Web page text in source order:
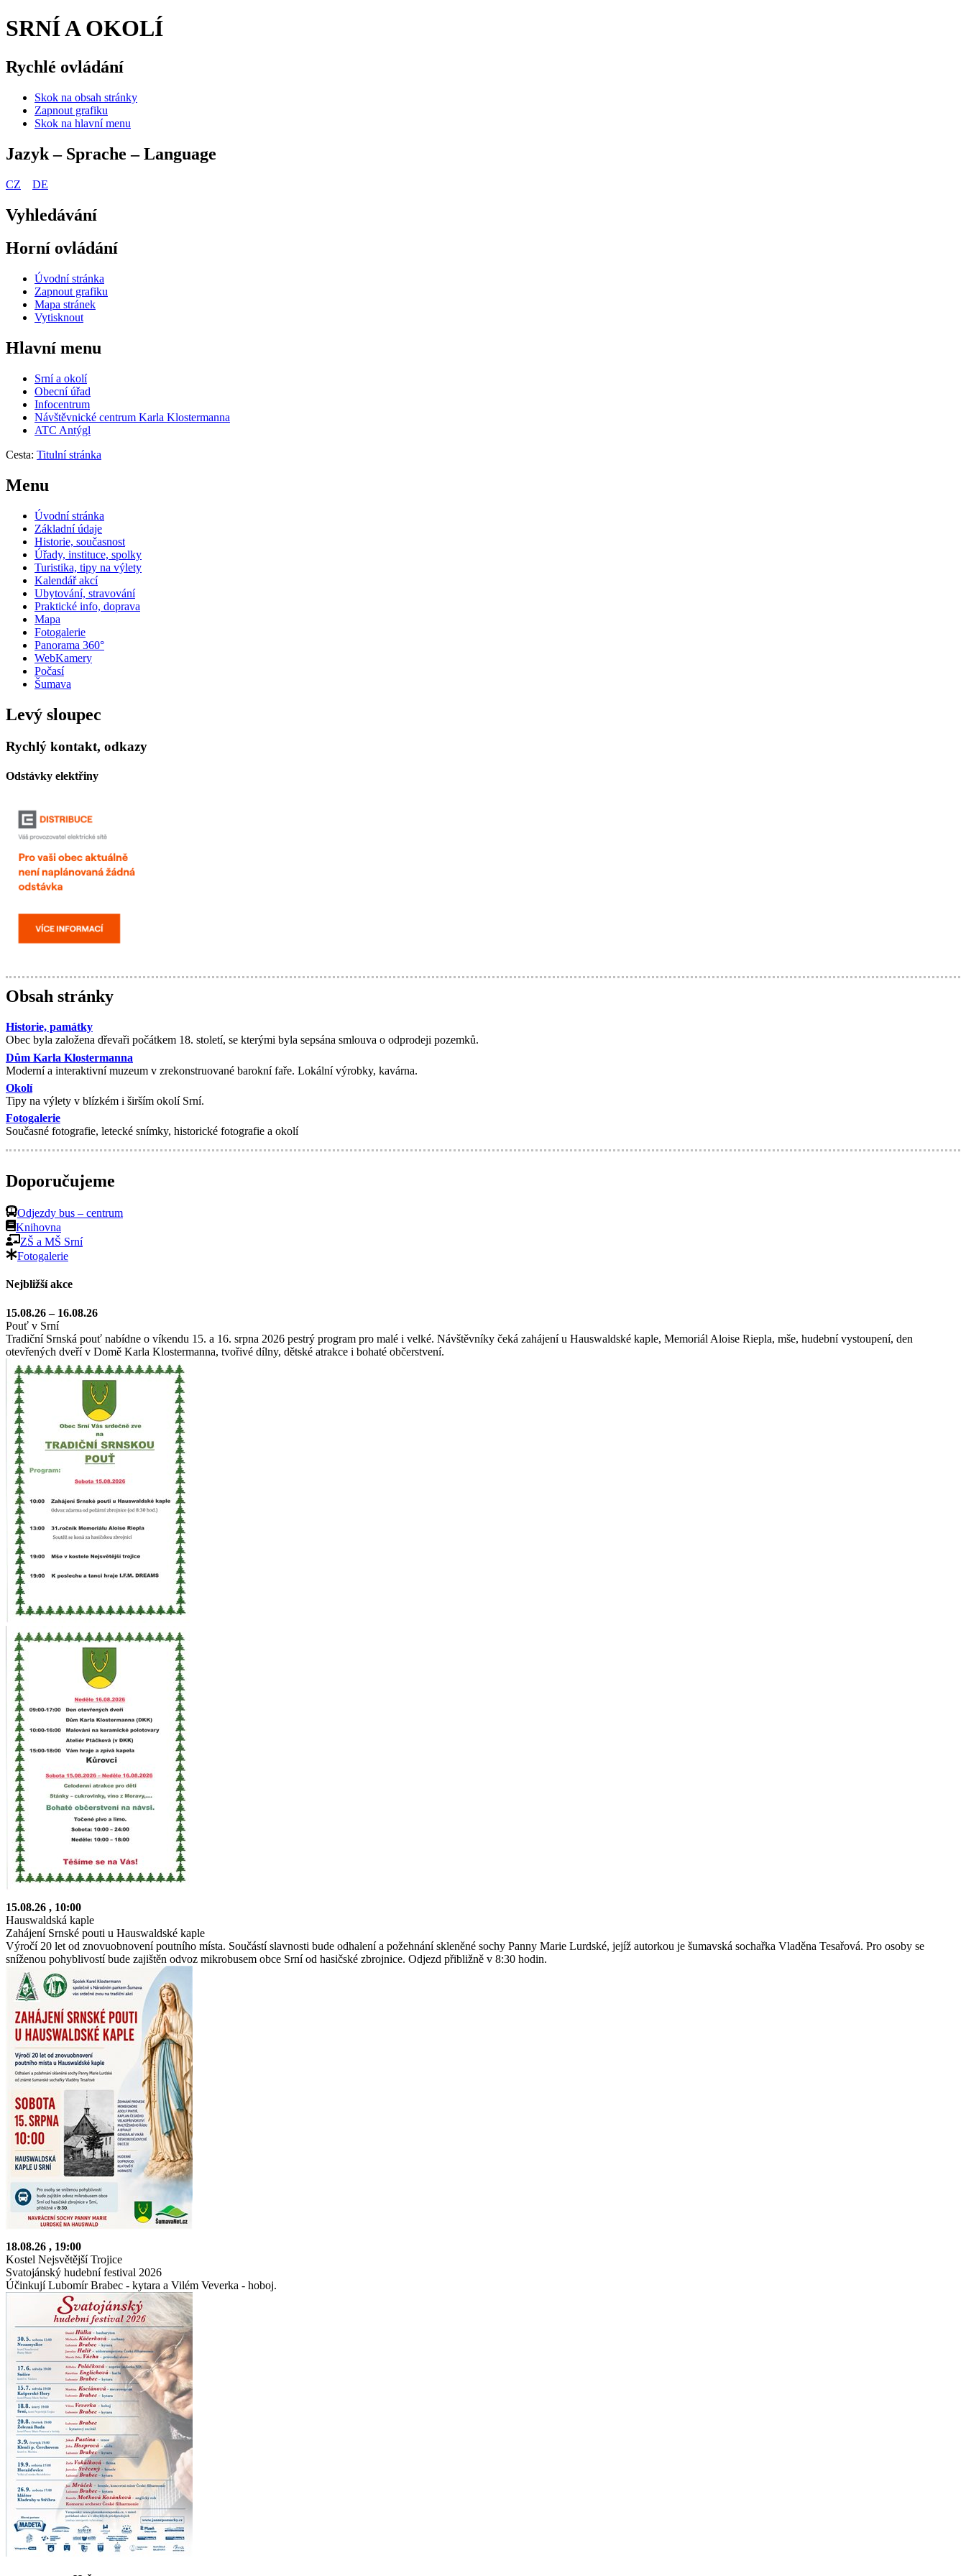
SRNÍ A OKOLÍ
Rychlé ovládání
Skok na obsah stránky
Zapnout grafiku
Skok na hlavní menu
Jazyk – Sprache – Language
CZ DE
Vyhledávání
Horní ovládání
Úvodní stránka
Zapnout grafiku
Mapa stránek
Vytisknout
Hlavní menu
Srní a okolí
Obecní úřad
Infocentrum
Návštěvnické centrum Karla Klostermanna
ATC Antýgl
Cesta: Titulní stránka
Menu
Úvodní stránka
Základní údaje
Historie, současnost
Úřady, instituce, spolky
Turistika, tipy na výlety
Kalendář akcí
Ubytování, stravování
Praktické info, doprava
Mapa
Fotogalerie
Panorama 360°
WebKamery
Počasí
Šumava
Levý sloupec
Rychlý kontakt, odkazy
Odstávky elektřiny
Obsah stránky
Historie, památky
Obec byla založena dřevaři počátkem 18. století, se kterými byla sepsána smlouva o odprodeji pozemků.
Dům Karla Klostermanna
Moderní a interaktivní muzeum v zrekonstruované barokní faře. Lokální výrobky, kavárna.
Okolí
Tipy na výlety v blízkém i širším okolí Srní.
Fotogalerie
Současné fotografie, letecké snímky, historické fotografie a okolí
Doporučujeme
Odjezdy bus – centrum
Knihovna
ZŠ a MŠ Srní
Fotogalerie
Nejbližší akce
15.08.26– 16.08.26
Pouť v Srní
Tradiční Srnská pouť nabídne o víkendu 15. a 16. srpna 2026 pestrý program pro malé i velké. Návštěvníky čeká zahájení u Hauswaldské kaple, Memoriál Aloise Riepla, mše, hudební vystoupení, den
otevřených dveří v Domě Karla Klostermanna, tvořivé dílny, dětské atrakce i bohaté občerstvení.
15.08.26 , 10:00
Hauswaldská kaple
Zahájení Srnské pouti u Hauswaldské kaple
Výročí 20 let od znovuobnovení poutního místa. Součástí slavnosti bude odhalení a požehnání skleněné sochy Panny Marie Lurdské, jejíž autorkou je šumavská sochařka Vladěna Tesařová. Pro osoby se
sníženou pohyblivostí bude zajištěn odvoz mikrobusem obce Srní od hasičské zbrojnice. Odjezd přibližně v 8:30 hodin.
18.08.26 , 19:00
Kostel Nejsvětější Trojice
Svatojánský hudební festival 2026
Účinkují Lubomír Brabec - kytara a Vilém Veverka - hoboj.